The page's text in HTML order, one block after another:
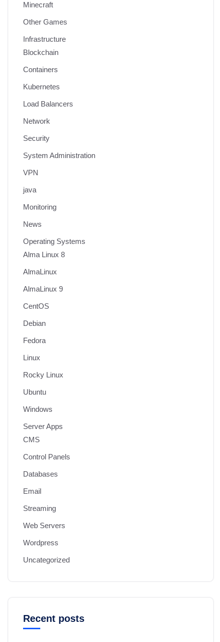
Minecraft
Other Games
Infrastructure
Blockchain
Containers
Kubernetes
Load Balancers
Network
Security
System Administration
VPN
java
Monitoring
News
Operating Systems
Alma Linux 8
AlmaLinux
AlmaLinux 9
CentOS
Debian
Fedora
Linux
Rocky Linux
Ubuntu
Windows
Server Apps
CMS
Control Panels
Databases
Email
Streaming
Web Servers
Wordpress
Uncategorized
Recent posts